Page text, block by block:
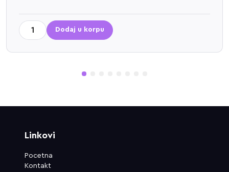
4
Linkovi
Pocetna
Kontakt